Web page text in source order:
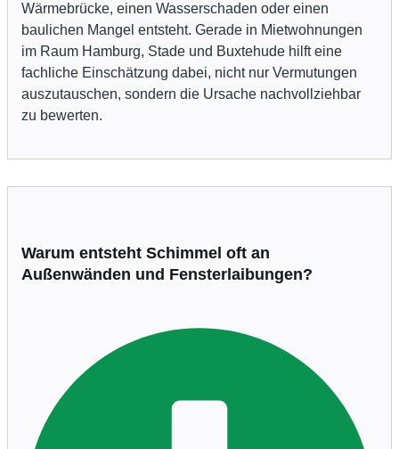
Wärmebrücke, einen Wasserschaden oder einen
baulichen Mangel entsteht. Gerade in Mietwohnungen
im Raum Hamburg, Stade und Buxtehude hilft eine
fachliche Einschätzung dabei, nicht nur Vermutungen
auszutauschen, sondern die Ursache nachvollziehbar
zu bewerten.
Warum entsteht Schimmel oft an
Außenwänden und Fensterlaibungen?